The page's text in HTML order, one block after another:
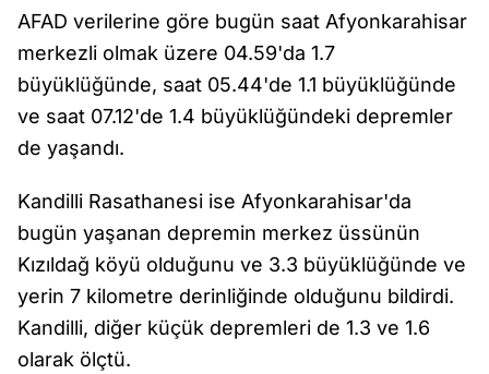
AFAD verilerine göre bugün saat Afyonkarahisar
merkezli olmak üzere 04.59'da 1.7
büyüklüğünde, saat 05.44'de 1.1 büyüklüğünde
ve saat 07.12'de 1.4 büyüklüğündeki depremler
de yaşandı.
Kandilli Rasathanesi ise Afyonkarahisar'da
bugün yaşanan depremin merkez üssünün
Kızıldağ köyü olduğunu ve 3.3 büyüklüğünde ve
yerin 7 kilometre derinliğinde olduğunu bildirdi.
Kandilli, diğer küçük depremleri de 1.3 ve 1.6
olarak ölçtü.